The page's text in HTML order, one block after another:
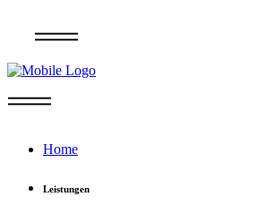
Home
Leistungen